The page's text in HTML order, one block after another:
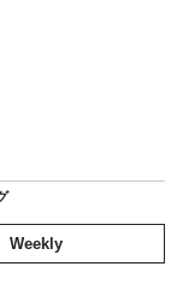
Weekly